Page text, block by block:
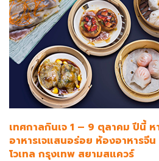
เทศกาลกินเจ 1 – 9 ตุลาคม ปีนี้
อาหารเจแสนอร่อย ห้องอาหารจี
โวเทล กรุงเทพ สยามสแควร์